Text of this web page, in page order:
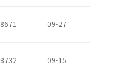
8671 09-27
8732 09-15